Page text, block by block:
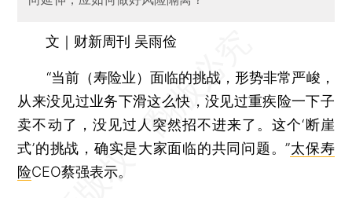
文｜财新周刊 吴雨俭
“当前（寿险业）面临的挑战，形势非常严峻，
从来没见过业务下滑这么快，没见过重疾险一下子
卖不动了，没见过人突然招不进来了。这个‘断崖
式’的挑战，确实是大家面临的共同问题。”太保寿
险CEO蔡强表示。